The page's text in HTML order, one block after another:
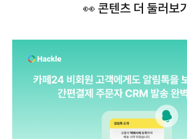
👀 콘텐츠 더 둘러보기